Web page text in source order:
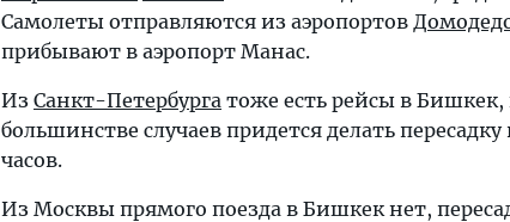
Самолеты отправляются из аэропортов
прибывают в аэропорт Манас.
Из Санкт-Петербурга тоже есть рейсы в
большинстве случаев придется делать
часов.
Из Москвы прямого поезда в Бишкек нет,